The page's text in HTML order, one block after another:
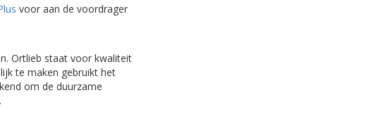
voor aan de voordrager
Ortlieb staat voor kwaliteit
te maken gebruikt het
om de duurzame